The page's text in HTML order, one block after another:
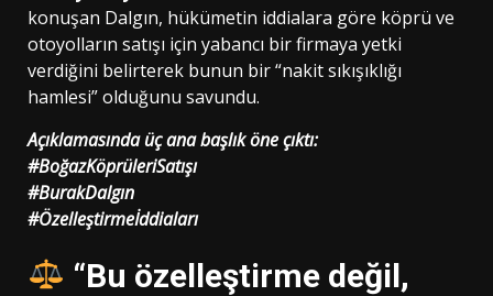
konuşan Dalgın, hükümetin iddialara göre köprü ve
otoyolların satışı için yabancı bir firmaya yetki
verdiğini belirterek bunun bir “nakit sıkışıklığı
hamlesi” olduğunu savundu.
Açıklamasında üç ana başlık öne çıktı:
#BoğazKöprüleriSatışı
#BurakDalgın
#Özelleştirmeİddiaları
“Bu özelleştirme değil,